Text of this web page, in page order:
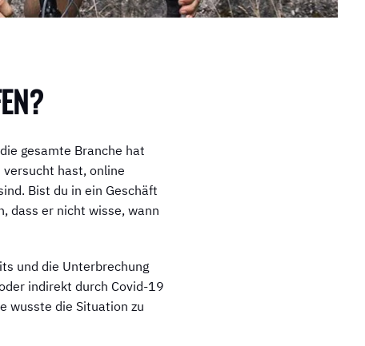
gesamte Branche hat
versucht hast, online
Bist du in ein Geschäft
dass er nicht wisse, wann
und die Unterbrechung
indirekt durch Covid-19
wusste die Situation zu